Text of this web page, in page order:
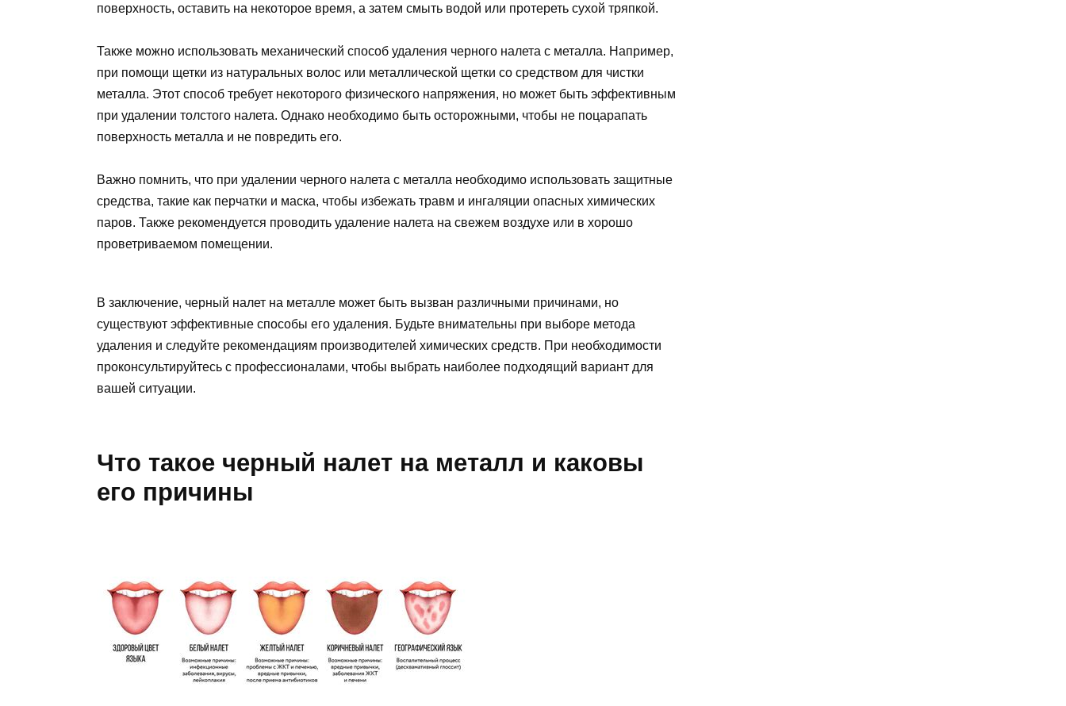
поверхность, оставить на некоторое время, а затем смыть водой или протереть сухой тряпкой.
Также можно использовать механический способ удаления черного налета с металла. Например,
при помощи щетки из натуральных волос или металлической щетки со средством для чистки
металла. Этот способ требует некоторого физического напряжения, но может быть эффективным
при удалении толстого налета. Однако необходимо быть осторожными, чтобы не поцарапать
поверхность металла и не повредить его.
Важно помнить, что при удалении черного налета с металла необходимо использовать защитные
средства, такие как перчатки и маска, чтобы избежать травм и ингаляции опасных химических
паров. Также рекомендуется проводить удаление налета на свежем воздухе или в хорошо
проветриваемом помещении.
В заключение, черный налет на металле может быть вызван различными причинами, но
существуют эффективные способы его удаления. Будьте внимательны при выборе метода
удаления и следуйте рекомендациям производителей химических средств. При необходимости
проконсультируйтесь с профессионалами, чтобы выбрать наиболее подходящий вариант для
вашей ситуации.
Что такое черный налет на металл и каковы
его причины